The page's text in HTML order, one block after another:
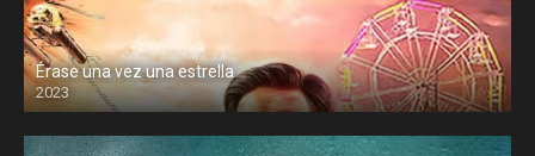
Érase una vez una estrella
2023